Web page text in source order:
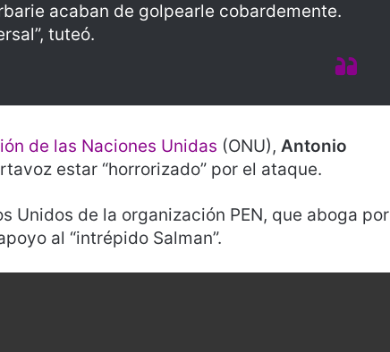
acaban de golpearle cobardemente.
tuteó.
de las Naciones Unidas (ONU), Antonio
estar “horrorizado” por el ataque.
Unidos de la organización PEN, que aboga por
al “intrépido Salman”.